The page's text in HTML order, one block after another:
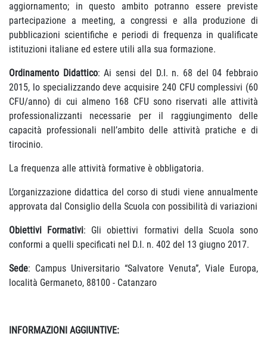
aggiornamento; in questo ambito potranno essere previste
partecipazione a meeting, a congressi e alla produzione di
pubblicazioni scientifiche e periodi di frequenza in qualificate
istituzioni italiane ed estere utili alla sua formazione.
Ordinamento Didattico: Ai sensi del D.I. n. 68 del 04 febbraio
2015, lo specializzando deve acquisire 240 CFU complessivi (60
CFU/anno) di cui almeno 168 CFU sono riservati alle attività
professionalizzanti necessarie per il raggiungimento delle
capacità professionali nell’ambito delle attività pratiche e di
tirocinio.
La frequenza alle attività formative è obbligatoria.
L’organizzazione didattica del corso di studi viene annualmente
approvata dal Consiglio della Scuola con possibilità di variazioni
Obiettivi Formativi: Gli obiettivi formativi della Scuola sono
conformi a quelli specificati nel D.I. n. 402 del 13 giugno 2017.
Sede: Campus Universitario “Salvatore Venuta”, Viale Europa,
località Germaneto, 88100 - Catanzaro
INFORMAZIONI AGGIUNTIVE: